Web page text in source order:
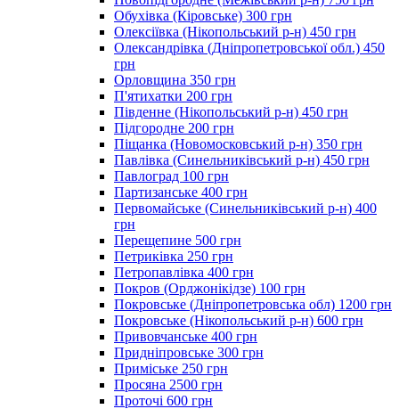
Обухівка (Кіровське) 300 грн
Олексіївка (Нікопольський р-н) 450 грн
Олександрівка (Дніпропетровської обл.) 450
грн
Орловщина 350 грн
П'ятихатки 200 грн
Південне (Нікопольський р-н) 450 грн
Підгородне 200 грн
Піщанка (Новомосковський р-н) 350 грн
Павлівка (Синельниківський р-н) 450 грн
Павлоград 100 грн
Партизанське 400 грн
Первомайське (Синельниківський р-н) 400
грн
Перещепине 500 грн
Петриківка 250 грн
Петропавлівка 400 грн
Покров (Орджонікідзе) 100 грн
Покровське (Дніпропетровська обл) 1200 грн
Покровське (Нікопольський р-н) 600 грн
Привовчанське 400 грн
Придніпровське 300 грн
Приміське 250 грн
Просяна 2500 грн
Проточі 600 грн